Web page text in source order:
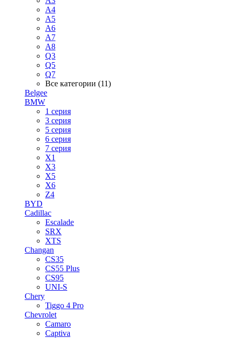
A4
A5
A6
A7
A8
Q3
Q5
Q7
Все категории (11)
Belgee
BMW
1 серия
3 серия
5 серия
6 серия
7 серия
X1
X3
X5
X6
Z4
BYD
Cadillac
Escalade
SRX
XTS
Changan
CS35
CS55 Plus
CS95
UNI-S
Chery
Tiggo 4 Pro
Chevrolet
Camaro
Captiva